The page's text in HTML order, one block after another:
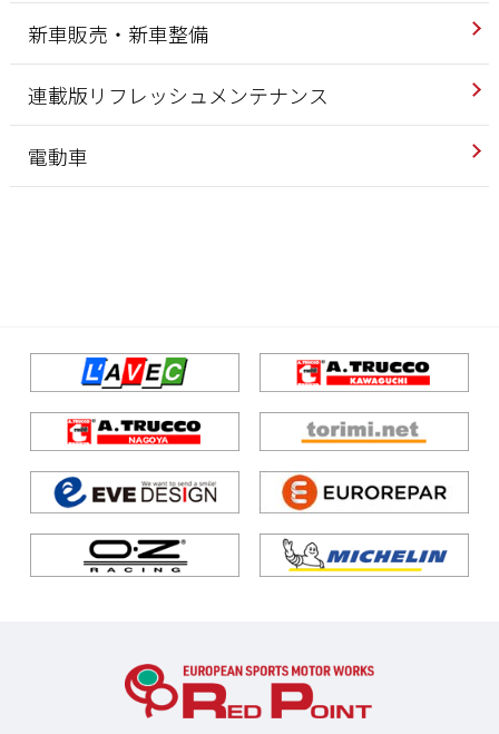
新車販売・新車整備
連載版リフレッシュメンテナンス
電動車